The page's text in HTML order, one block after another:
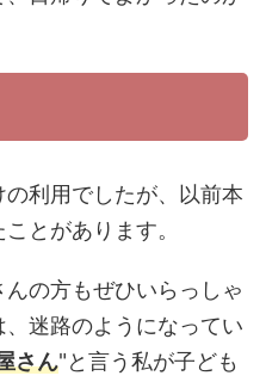
利用でしたが、以前本
とがあります。
の方もぜひいらっしゃ
迷路のようになってい
さん"と言う私が子ども